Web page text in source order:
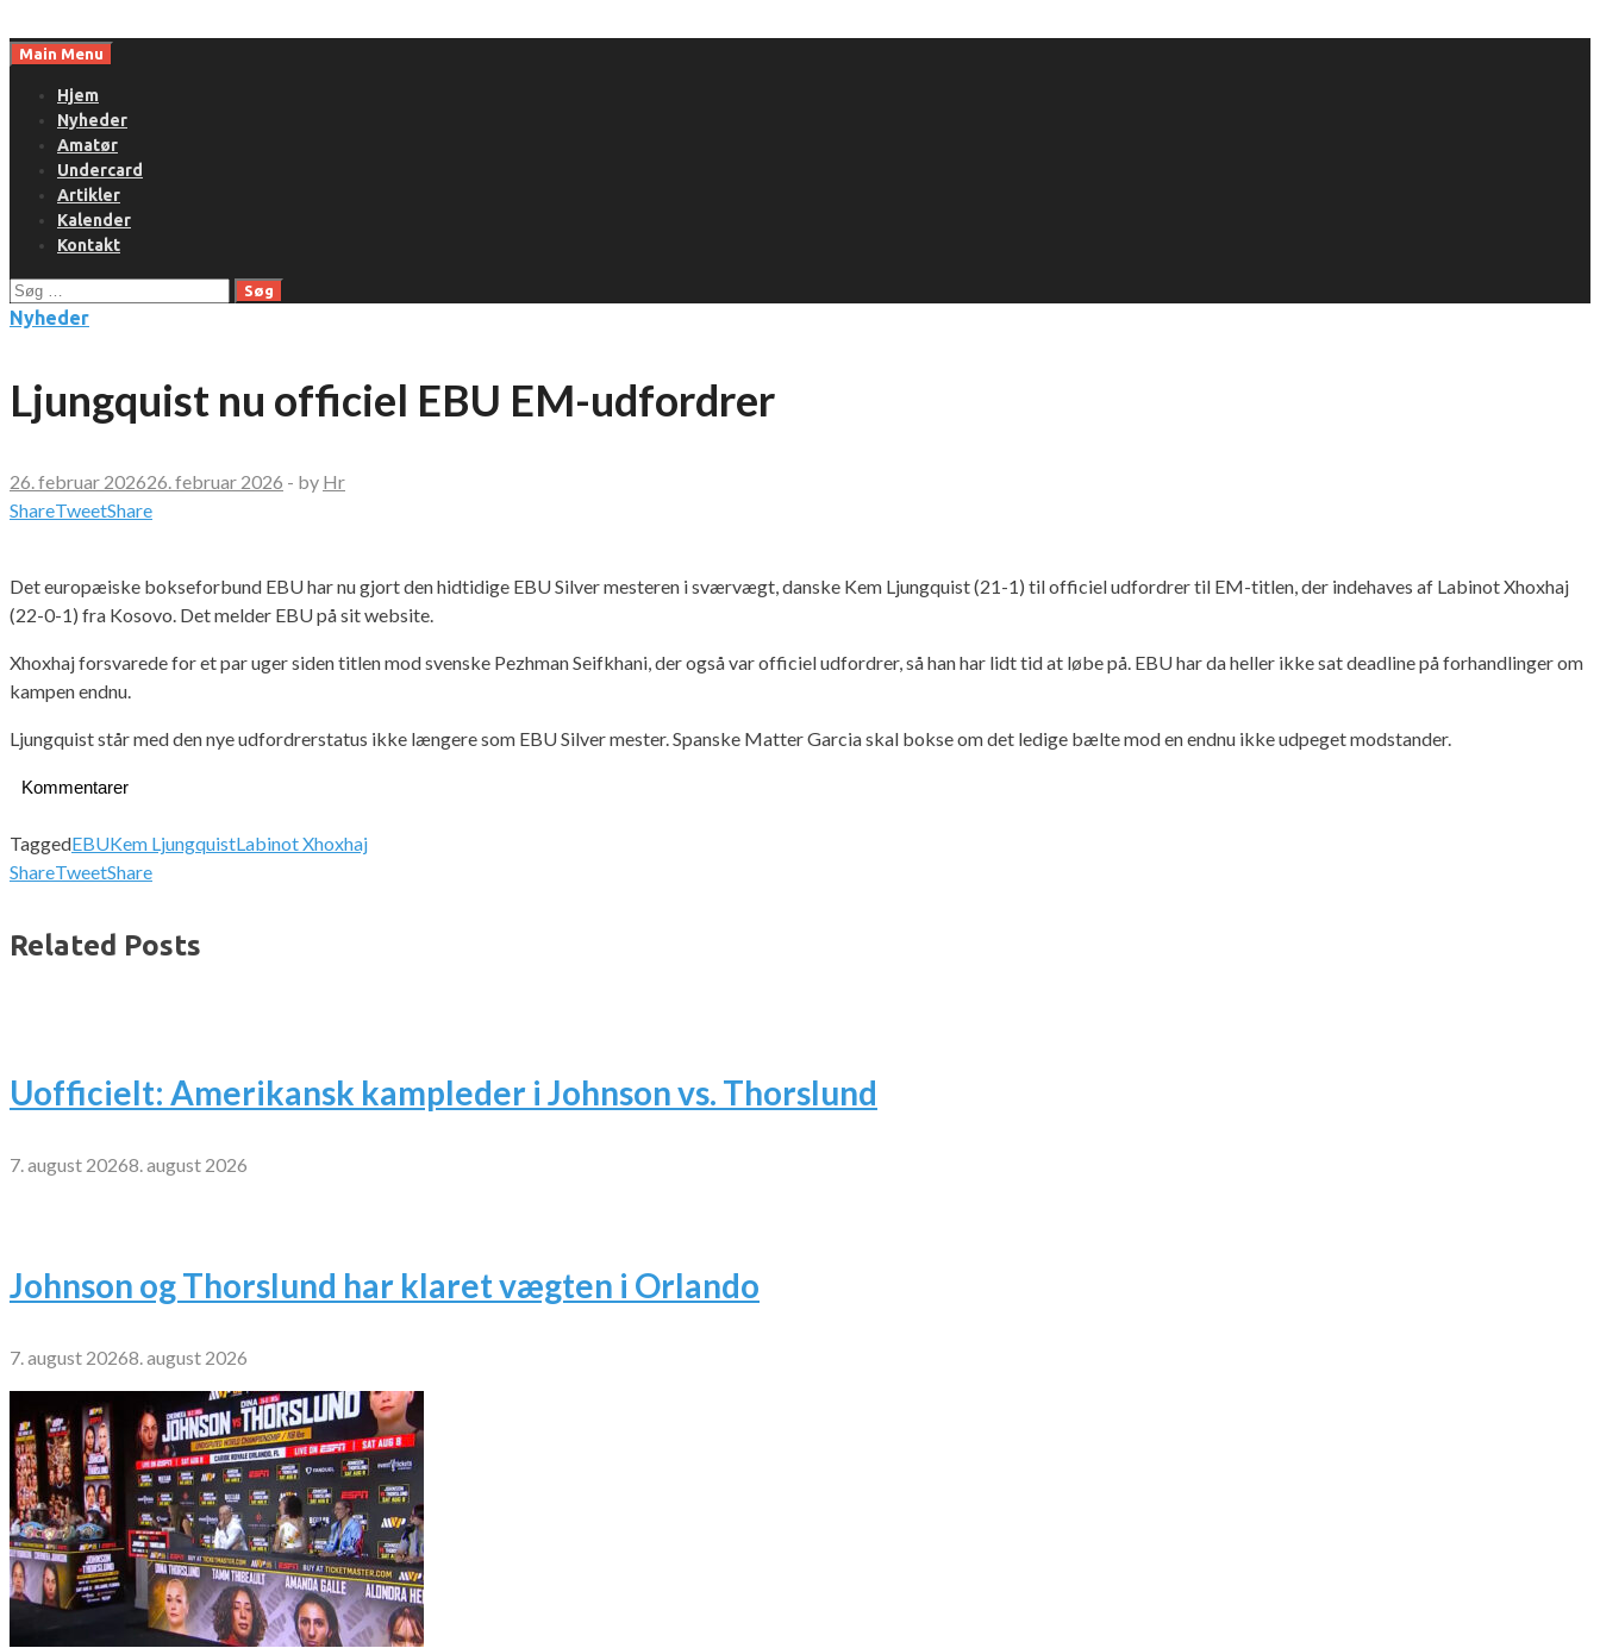
toMain Menu
Hjem
Nyheder
Amatør
Undercard
Artikler
Kalender
Kontakt
Søg
efter:
Nyheder
Ljungquist nu officiel EBU EM-udfordrer
26. februar 202626. februar 2026 - by Hr
ShareTweetShare
Det europæiske bokseforbund EBU har nu gjort den hidtidige EBU Silver mesteren i sværvægt, danske Kem Ljungquist (21-1) til officiel udfordrer til EM-titlen, der indehaves af Labinot Xhoxhaj
(22-0-1) fra Kosovo. Det melder EBU på sit website.
Xhoxhaj forsvarede for et par uger siden titlen mod svenske Pezhman Seifkhani, der også var officiel udfordrer, så han har lidt tid at løbe på. EBU har da heller ikke sat deadline på forhandlinger om
kampen endnu.
Ljungquist står med den nye udfordrerstatus ikke længere som EBU Silver mester. Spanske Matter Garcia skal bokse om det ledige bælte mod en endnu ikke udpeget modstander.
Kommentarer
TaggedEBUKem LjungquistLabinot Xhoxhaj
ShareTweetShare
Related Posts
Uofficielt: Amerikansk kampleder i Johnson vs. Thorslund
7. august 20268. august 2026
Johnson og Thorslund har klaret vægten i Orlando
7. august 20268. august 2026